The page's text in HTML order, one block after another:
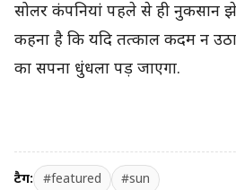
सोलर कंपनियां पहले से ही नुकसान
कहना है कि यदि तत्काल कदम न
का सपना धुंधला पड़ जाएगा.
टैग: #featured #sun